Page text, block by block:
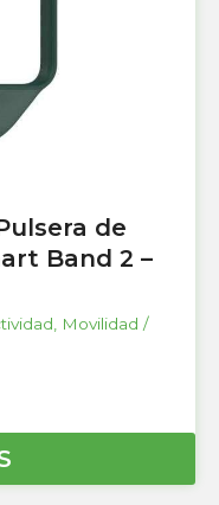
de
Band 2 –
Movilidad /